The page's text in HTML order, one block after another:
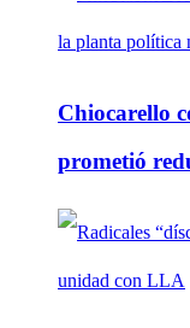
Chiocarello
prometió